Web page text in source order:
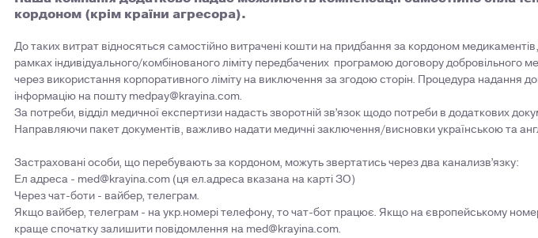
кордоном (крім країни агресора).
До таких витрат відносяться самостійно витрачені кошти на придбання за кордоном медикаментів,
рамках індивідуального/комбінованого ліміту передбачених програмою договору добровільного
через використання корпоративного ліміту на виключення за згодою сторін. Процедура надання
інформацію на пошту medpay@krayina.com.
За потреби, відділ медичної експертизи надасть зворотній зв’язок щодо потреби в додаткових
Направляючи пакет документів, важливо надати медичні заключення/висновки українською та
Застраховані особи, що перебувають за кордоном, можуть звертатись через два канализв’язку:
Ел адреса - med@krayina.com(ця ел.адреса вказана на карті ЗО)
Через чат-боти - вайбер, телеграм.
Якщо вайбер, телеграм - на укр.номері телефону, то чат-бот працює. Якщо на європейському
краще спочатку залишити повідомлення на med@krayina.com.